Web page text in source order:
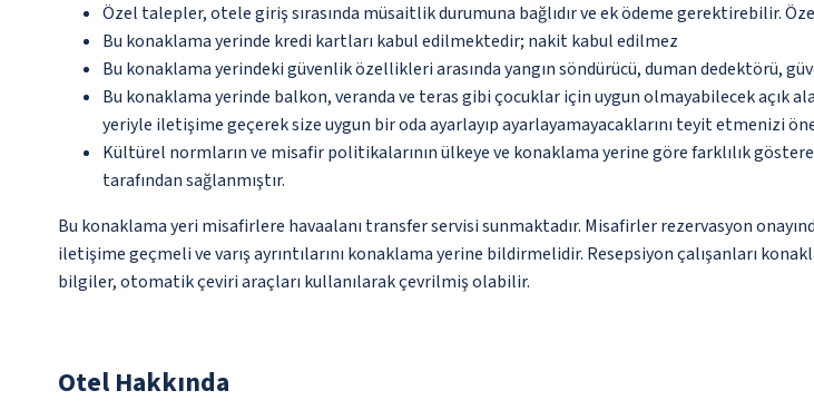
Özel talepler, otele giriş sırasında müsaitlik durumuna bağlıdır ve ek ödeme gerektirebilir.
Bu konaklama yerinde kredi kartları kabul edilmektedir; nakit kabul edilmez
Bu konaklama yerindeki güvenlik özellikleri arasında yangın söndürücü, duman dedektörü,
Bu konaklama yerinde balkon, veranda ve teras gibi çocuklar için uygun olmayabilecek açık
yeriyle iletişime geçerek size uygun bir oda ayarlayıp ayarlayamayacaklarını teyit etmenizi
Kültürel normların ve misafir politikalarının ülkeye ve konaklama yerine göre farklılık
tarafından sağlanmıştır.
Bu konaklama yeri misafirlere havaalanı transfer servisi sunmaktadır. Misafirler rezervasyon
iletişime geçmeli ve varış ayrıntılarını konaklama yerine bildirmelidir. Resepsiyon çalışanları
bilgiler, otomatik çeviri araçları kullanılarak çevrilmiş olabilir.
Otel Hakkında